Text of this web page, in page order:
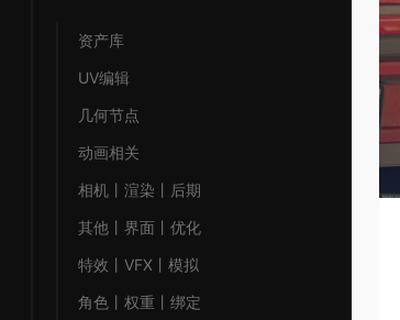
资产库
UV编辑
几何节点
动画相关
相机丨渲染丨后期
其他丨界面丨优化
特效丨VFX丨模拟
角色丨权重丨绑定